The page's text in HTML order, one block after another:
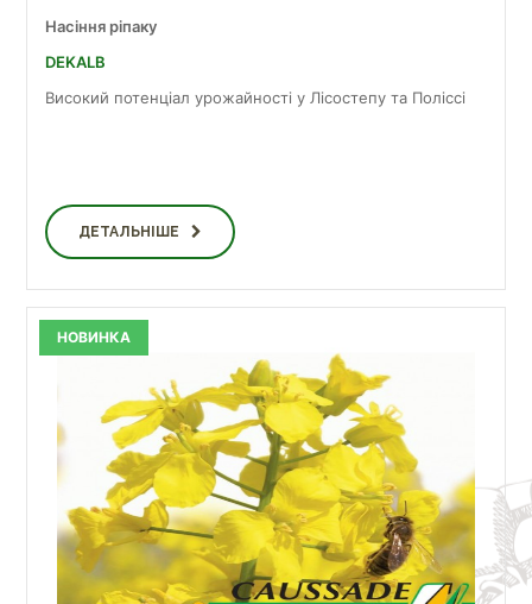
Насіння ріпаку
DEKALB
Високий потенціал урожайності у Лісостепу та Поліссі
ДЕТАЛЬНІШЕ
НОВИНКА